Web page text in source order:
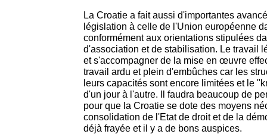
La Croatie a fait aussi d'importantes
législation à celle de l'Union européenne
conformément aux orientations stipulées
d'association et de stabilisation. Le travail
et s'accompagner de la mise en œuvre
travail ardu et plein d'embûches car les
leurs capacités sont encore limitées et le
d'un jour à l'autre. Il faudra beaucoup de
pour que la Croatie se dote des moyens
consolidation de l'Etat de droit et de la
déjà frayée et il y a de bons auspices.